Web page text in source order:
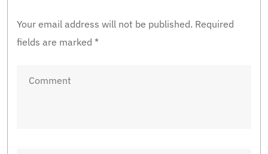
Your email address will not be published. Required
fields are marked *